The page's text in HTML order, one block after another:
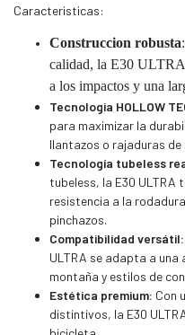
Caracteristicas:
Construccion robusta
calidad, la E30 ULTRA
a los impactos y una
Tecnologia HOLLOW
para maximizar la
llantazos o rajaduras de
Tecnología tubeless
tubeless, la E30 ULTRA
resistencia a la
pinchazos.
Compatibilidad versátil:
ULTRA se adapta a
montaña y estilos de
Estética premium: Con
distintivos, la E30